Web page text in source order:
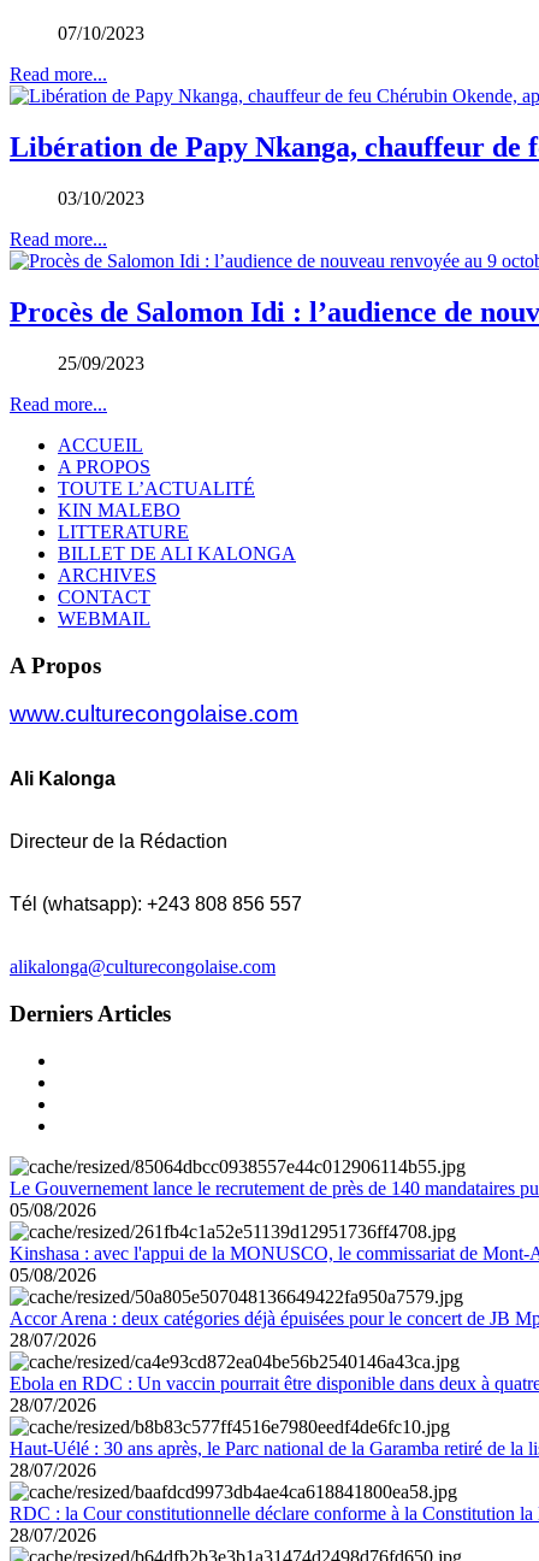
07/10/2023
Read more...
Libération de Papy Nkanga, chauffeur de
03/10/2023
Read more...
Procès de Salomon Idi : l’audience de
25/09/2023
Read more...
ACCUEIL
A PROPOS
TOUTE L’ACTUALITÉ
KIN MALEBO
LITTERATURE
BILLET DE ALI KALONGA
ARCHIVES
CONTACT
WEBMAIL
A Propos
www.culturecongolaise.com
Ali Kalonga
Directeur de la Rédaction
Tél (whatsapp): +243 808 856 557
alikalonga@culturecongolaise.com
Derniers Articles
Le Gouvernement lance le recrutement de près de 140 mandataires
05/08/2026
Kinshasa : avec l'appui de la MONUSCO, le commissariat de Mont-
05/08/2026
Accor Arena : deux catégories déjà épuisées pour le concert de JB
28/07/2026
Ebola en RDC : Un vaccin pourrait être disponible dans deux à
28/07/2026
Haut-Uélé : 30 ans après, le Parc national de la Garamba retiré de la
28/07/2026
RDC : la Cour constitutionnelle déclare conforme à la Constitution la
28/07/2026